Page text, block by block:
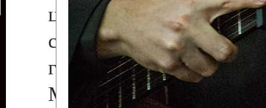
центре «Дворец
состоялся
гитариста
Международных и